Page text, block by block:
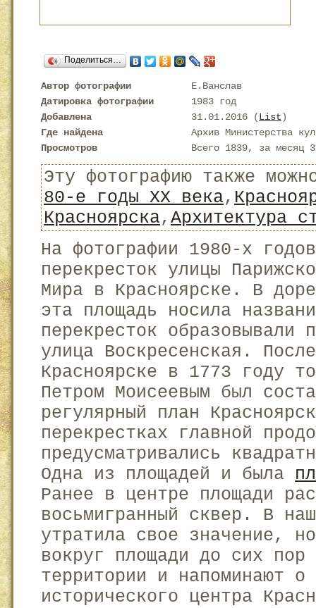
Поделиться…
Автор фотографии
Е.Ванслав
Датировка фотографии
1983 год
Добавлена
31.01.2016 (List)
Где найдена
Архив Министерства
Просмотров
Всего 1839, за месяц
Эту фотографию также
80-е годы XX века,
Красноярска, Архитектура
На фотографии 1980-х
перекресток улицы
Мира в Красноярске. В
эта площадь носила
перекресток образовывали
улица Воскресенская.
Красноярске в 1773 году
Петром Моисеевым был
регулярный план
перекрестках главной
предусматривались
Одна из площадей и была
Ранее в центре площади
восьмигранный сквер. В
утратила свое значение,
вокруг площади до сих пор
территории и напоминают о
исторического центра